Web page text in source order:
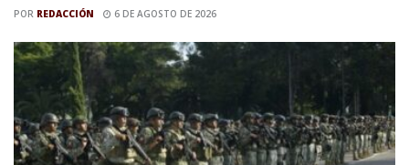
POR REDACCIÓN 6 DE AGOSTO DE 2026